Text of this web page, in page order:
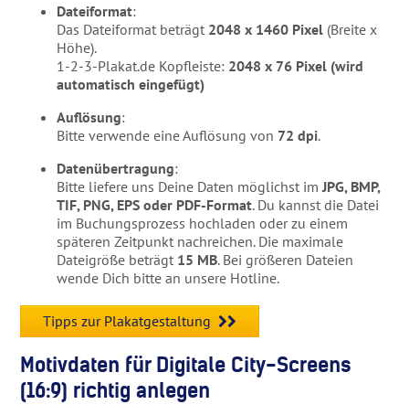
Dateiformat:
Das Dateiformat beträgt 2048 x 1460 Pixel (Breite x
Höhe).
1-2-3-Plakat.de Kopfleiste: 2048 x 76 Pixel (wird
automatisch eingefügt)
Auflösung:
Bitte verwende eine Auflösung von 72 dpi.
Datenübertragung:
Bitte liefere uns Deine Daten möglichst imJPG, BMP,
TIF, PNG, EPS oder PDF-Format. Du kannst die Datei
im Buchungsprozess hochladen oder zu einem
späteren Zeitpunkt nachreichen. Die maximale
Dateigröße beträgt 15 MB. Bei größeren Dateien
wende Dich bitte an unsere Hotline.
Tipps zur Plakatgestaltung
Motivdaten für Digitale City-Screens
(16:9) richtig anlegen